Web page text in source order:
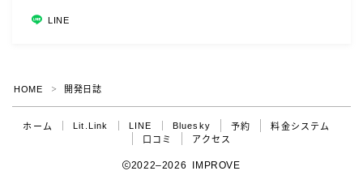
LINE
HOME ＞ 開発日誌
ホーム Lit.Link LINE Bluesky 予約
料金システム
口コミ
アクセス
2022–2026 IMPROVE